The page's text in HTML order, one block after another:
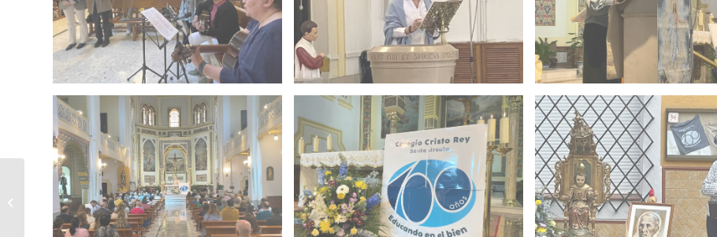
Celebración del Día del